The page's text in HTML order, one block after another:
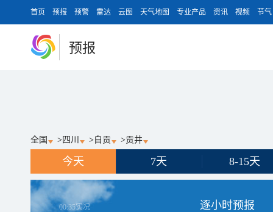
首页 预报 预警 雷达 云图 天气地图 专业产品 资讯 视频 节气
预报
全国 > 四川 > 自贡 >贡井
今天 7天 8-15天
00:35实况 逐小时预报